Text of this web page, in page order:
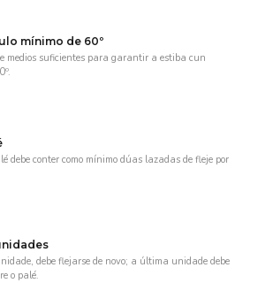
mínimo de 60º
medios suficientes para garantir a estiba cun
debe conter como mínimo dúas lazadas de fleje por
debe flejarse de novo; a última unidade debe
o palé.